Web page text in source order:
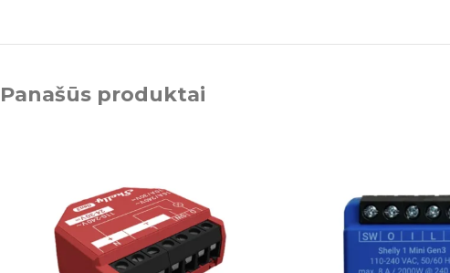
Panašūs produktai